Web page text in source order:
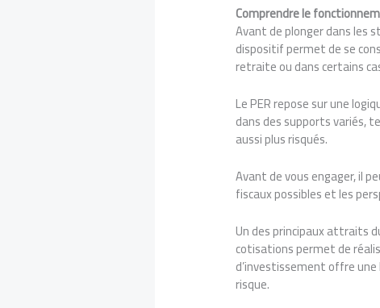
Comprendre le
Avant de plonger dans les
dispositif permet de se
retraite ou dans certains
Le PER repose sur une
dans des supports variés,
aussi plus risqués.
Avant de vous engager, il
fiscaux possibles et les
Un des principaux attraits
cotisations permet de
d’investissement offre
risque.